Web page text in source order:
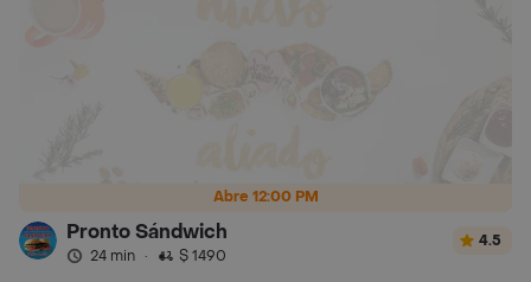
Abre 12:00 PM
Pronto Sándwich
24 min · $ 1490
4.5